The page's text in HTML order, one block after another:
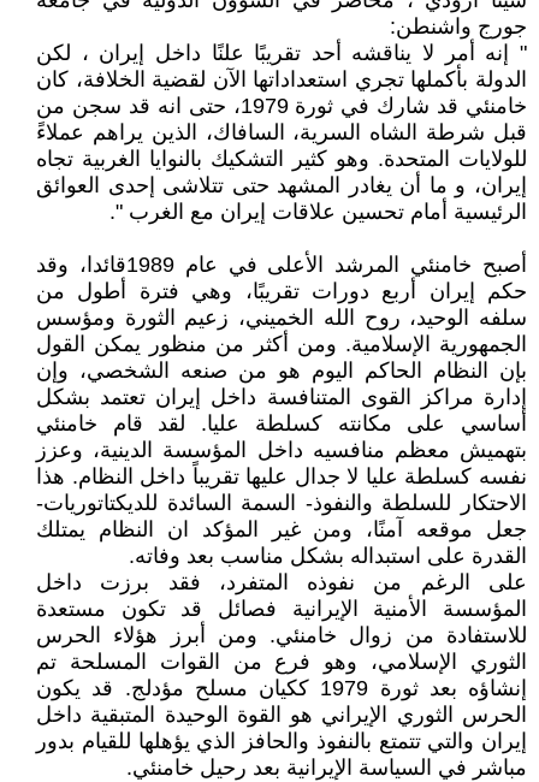
جورج واشنطن:
" إنه أمر لا يناقشه أحد تقريبًا علنًا داخل إيران ، لكن
الدولة بأكملها تجري استعداداتها الآن لقضية الخلافة، كان
خامنئي قد شارك في ثورة 1979، حتى انه قد سجن من
قبل شرطة الشاه السرية، السافاك، الذين يراهم عملاءً
للولايات المتحدة. وهو كثير التشكيك بالنوايا الغربية تجاه
إيران، و ما أن يغادر المشهد حتى تتلاشى إحدى العوائق
الرئيسية أمام تحسين علاقات إيران مع الغرب ".
أصبح خامنئي المرشد الأعلى في عام 1989قائدا، وقد
حكم إيران أربع دورات تقريبًا، وهي فترة أطول من
سلفه الوحيد، روح الله الخميني، زعيم الثورة ومؤسس
الجمهورية الإسلامية. ومن أكثر من منظور يمكن القول
بإن النظام الحاكم اليوم هو من صنعه الشخصي، وإن
إدارة مراكز القوى المتنافسة داخل إيران تعتمد بشكل
أساسي على مكانته كسلطة عليا. لقد قام خامنئي
بتهميش معظم منافسيه داخل المؤسسة الدينية، وعزز
نفسه كسلطة عليا لا جدال عليها تقريباً داخل النظام. هذا
الاحتكار للسلطة والنفوذ- السمة السائدة للديكتاتوريات-
جعل موقعه آمنًا، ومن غير المؤكد ان النظام يمتلك
القدرة على استبداله بشكل مناسب بعد وفاته.
على الرغم من نفوذه المتفرد، فقد برزت داخل
المؤسسة الأمنية الإيرانية فصائل قد تكون مستعدة
للاستفادة من زوال خامنئي. ومن أبرز هؤلاء الحرس
الثوري الإسلامي، وهو فرع من القوات المسلحة تم
إنشاؤه بعد ثورة 1979 ككيان مسلح مؤدلج. قد يكون
الحرس الثوري الإيراني هو القوة الوحيدة المتبقية داخل
إيران والتي تتمتع بالنفوذ والحافز الذي يؤهلها للقيام بدور
مباشر في السياسة الإيرانية بعد رحيل خامنئي.